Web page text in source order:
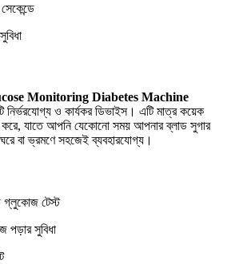
Monitoring Diabetes Machine
নির্ভরযোগ্য ও কার্যকর ডিভাইস। এটি মাত্র কয়েক
করে, যাতে আপনি যেকোনো সময় আপনার ব্লাড সুগার
বা ভ্রমণে সহজেই ব্যবহারযোগ্য।
গ্লুকোজ টেস্ট
পড়ার সুবিধা